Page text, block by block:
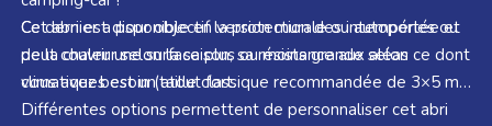
Ce dernier a pour objectif la protection des intempéries ou
de la chaleur selon la saison, sa résistance aux aléas
climatiques est un atout fort.
Cet abri est disponible en version murale ou autoportée et
peut couvrir une surface plus ou moins grande selon ce dont
vous avez besoin (taille classique recommandée de 3×5 m).
Différentes options permettent de personnaliser cet abri